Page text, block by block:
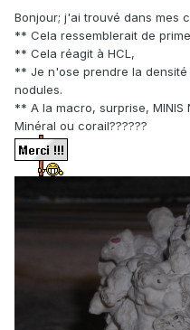
Bonjour; j'ai trouvé dans mes
** Cela ressemblerait de
** Cela réagit à HCL,
** Je n'ose prendre la densité
nodules.
** A la macro, surprise, MINIS
Minéral ou corail??????